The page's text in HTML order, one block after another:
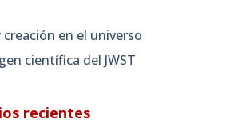
creación en el universo
científica del JWST
recientes